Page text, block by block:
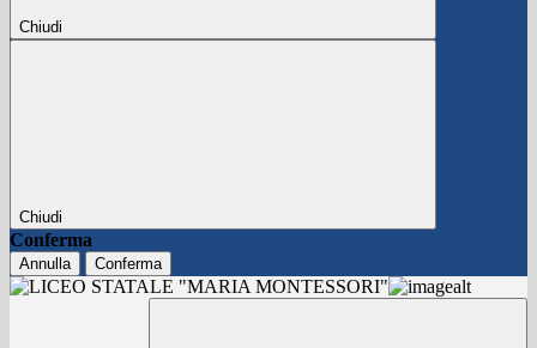
Chiudi
Chiudi
Conferma
Annulla Conferma